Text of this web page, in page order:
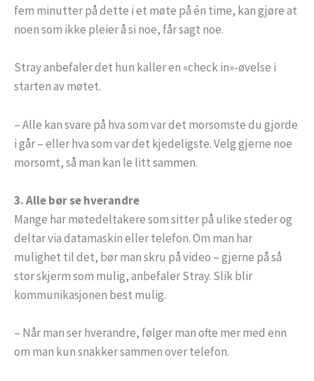
fem minutter på dette i et møte på én time, kan gjøre at
noen som ikke pleier å si noe, får sagt noe.
Stray anbefaler det hun kaller en «check in»-øvelse i
starten av møtet.
– Alle kan svare på hva som var det morsomste du gjorde
i går – eller hva som var det kjedeligste. Velg gjerne noe
morsomt, så man kan le litt sammen.
3. Alle bør se hverandre
Mange har møtedeltakere som sitter på ulike steder og
deltar via datamaskin eller telefon. Om man har
mulighet til det, bør man skru på video – gjerne på så
stor skjerm som mulig, anbefaler Stray. Slik blir
kommunikasjonen best mulig.
– Når man ser hverandre, følger man ofte mer med enn
om man kun snakker sammen over telefon.